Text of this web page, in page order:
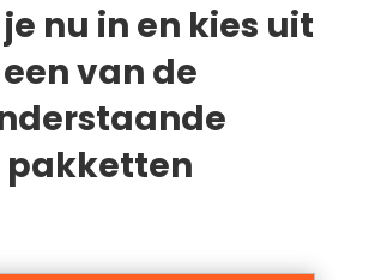
nu in en kies uit
een van de
pakketten